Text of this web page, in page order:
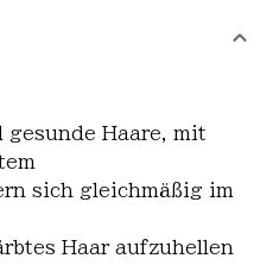
Haare, mit
sich gleichmäßig im
Haar aufzuhellen